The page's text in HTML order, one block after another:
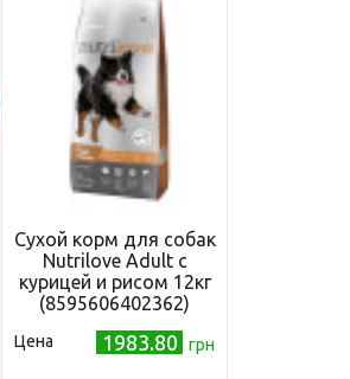
Сухой корм для собак
Nutrilove Adult с
курицей и рисом 12кг
(8595606402362)
Цена 1983.80 грн